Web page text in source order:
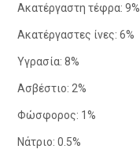
Ακατέργαστη τέφρα: 9%
Ακατέργαστες ίνες: 6%
Υγρασία: 8%
Ασβέστιο: 2%
Φώσφορος: 1%
Νάτριο: 0.5%